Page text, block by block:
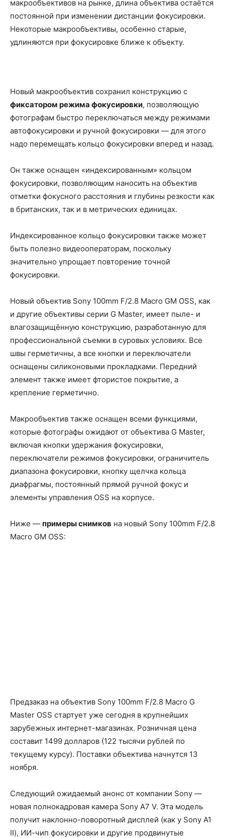
макрообъективов на рынке, длина объектива остаётся
постоянной при изменении дистанции фокусировки.
Некоторые макрообъективы, особенно старые,
удлиняются при фокусировке ближе к объекту.
Новый макрообъектив сохранил конструкцию с
фиксатором режима фокусировки, позволяющую
фотографам быстро переключаться между режимами
автофокусировки и ручной фокусировки — для этого
надо перемещать кольцо фокусировки вперед и назад.
Он также оснащен «индексированным» кольцом
фокусировки, позволяющим наносить на объектив
отметки фокусного расстояния и глубины резкости как
в британских, так и в метрических единицах.
Индексированное кольцо фокусировки также может
быть полезно видеооператорам, поскольку
значительно упрощает повторение точной
фокусировки.
Новый объектив Sony 100mm F/2.8 Macro GM OSS, как
и другие объективы серии G Master, имеет пыле- и
влагозащищённую конструкцию, разработанную для
профессиональной съемки в суровых условиях. Все
швы герметичны, а все кнопки и переключатели
оснащены силиконовыми прокладками. Передний
элемент также имеет фтористое покрытие, а
крепление герметично.
Макрообъектив также оснащен всеми функциями,
которые фотографы ожидают от объектива G Master,
включая кнопки удержания фокусировки,
переключатели режимов фокусировки, ограничитель
диапазона фокусировки, кнопку щелчка кольца
диафрагмы, постоянный прямой ручной фокус и
элементы управления OSS на корпусе.
Ниже — примеры снимков на новый Sony 100mm F/2.8
Macro GM OSS:
Предзаказ на объектив Sony 100mm F/2.8 Macro G
Master OSS стартует уже сегодня в крупнейших
зарубежных интернет-магазинах. Розничная цена
составит 1499 долларов (122 тысячи рублей по
текущему курсу). Поставки объектива начнутся 13
ноября.
Следующий ожидаемый анонс от компании Sony —
новая полнокадровая камера Sony A7 V. Эта модель
получит наклонно-поворотный дисплей (как у Sony A1
II), ИИ-чип фокусировки и другие продвинутые